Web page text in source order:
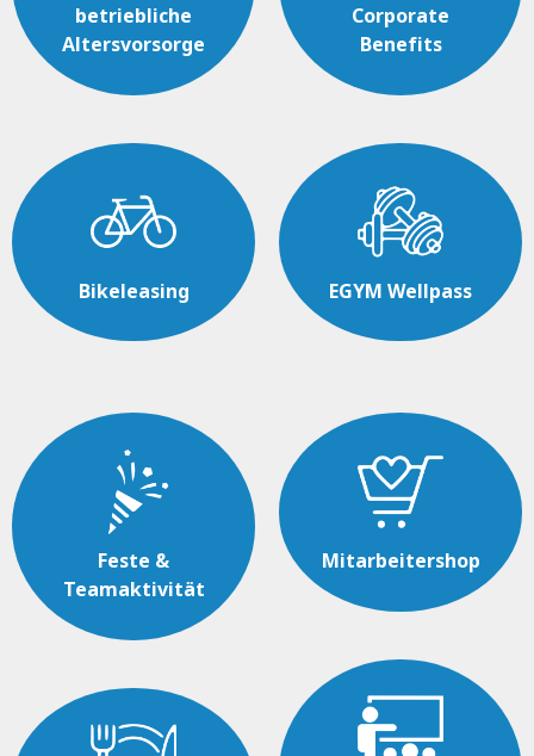
betriebliche
Altersvorsorge
Bikeleasing
Corporate
Benefits
EGYM Wellpass
Feste &
Teamaktivität
Mitarbeitershop